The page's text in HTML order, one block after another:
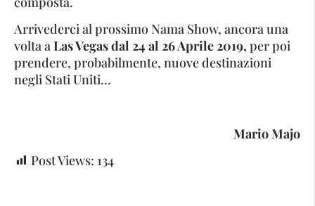
Arrivederci al prossimo Nama Show, ancora una
volta aLas Vegas dal 24 al 26 Aprile 2019, per poi
prendere, probabilmente, nuove destinazioni
negli Stati Uniti…
Mario Majo
Post Views: 134